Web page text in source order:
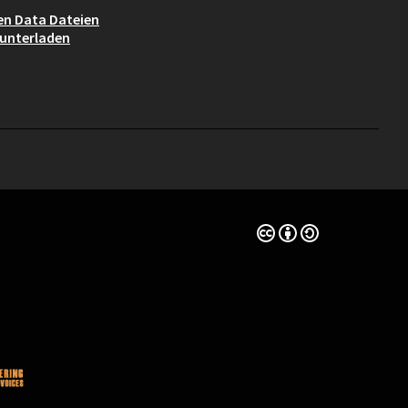
Data Dateien
Creative Commons
(Externer Link)